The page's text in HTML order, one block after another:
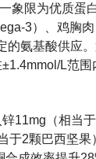
象限为优质蛋
3）、鸡胸
的氨基酸供应
L范
11mg（相当
于2颗巴西坚